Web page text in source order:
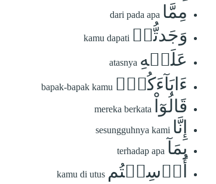
مِمَّا dari pada apa
وَجَدتُّمۡ kamu dapati
عَلَيۡهِ atasnya
ءَابَآءَكُمۡۖ bapak-bapak kamu
قَالُوٓاْ mereka berkata
إِنَّا sesungguhnya kami
بِمَآ terhadap apa
أُرۡسِلۡتُم kamu di utus